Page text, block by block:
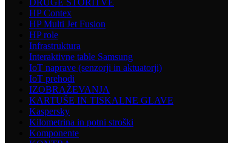
DRUGE STORITVE
HP Contex
HP Multi Jet Fusion
HP role
Infrastruktura
Interaktivne table Samsung
IoT naprave (senzorji in aktuatorji)
IoT prehodi
IZOBRAŽEVANJA
KARTUŠE IN TISKALNE GLAVE
Kaspersky
Kilometrina in potni stroški
Komponente